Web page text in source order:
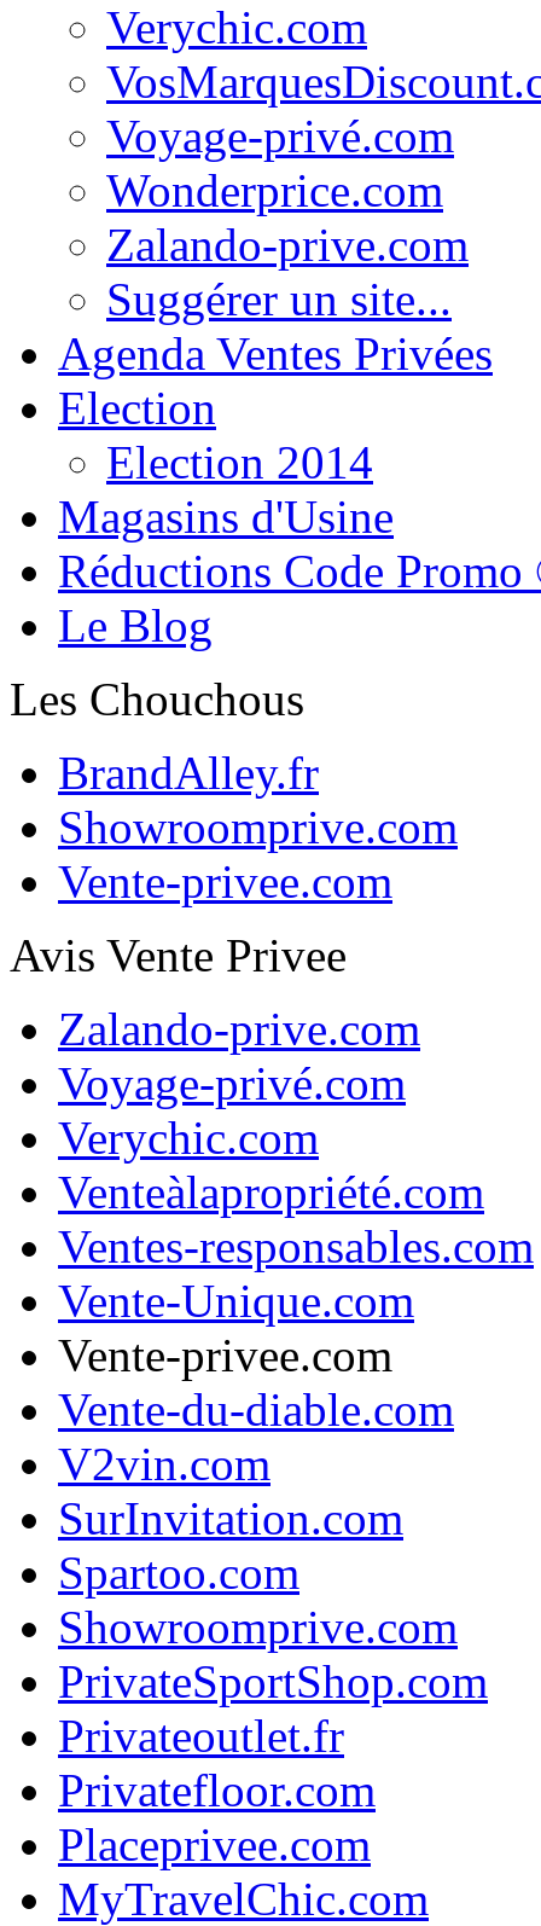
Verychic.com
Voyage-privé.com
Wonderprice.com
Zalando-prive.com
Suggérer un site...
Agenda Ventes Privées
Election
Election 2014
Magasins d'Usine
Réductions Code
Le Blog
Les Chouchous
BrandAlley.fr
Showroomprive.com
Vente-privee.com
Avis Vente Privee
Zalando-prive.com
Voyage-privé.com
Verychic.com
Venteàlapropriété.com
Ventes-responsables.com
Vente-Unique.com
Vente-privee.com
Vente-du-diable.com
V2vin.com
SurInvitation.com
Spartoo.com
Showroomprive.com
PrivateSportShop.com
Privateoutlet.fr
Privatefloor.com
Placeprivee.com
MyTravelChic.com